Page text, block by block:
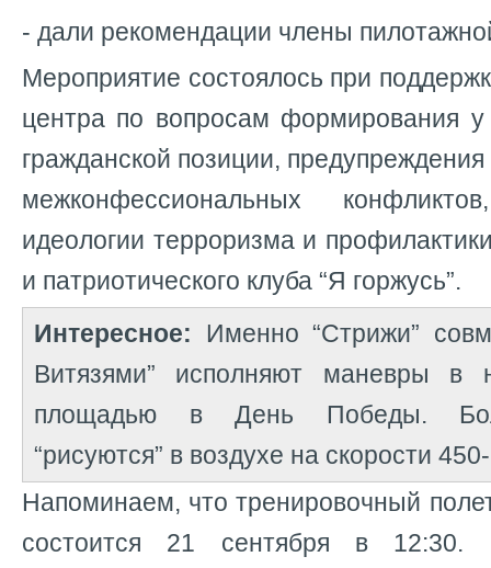
- дали рекомендации члены
Мероприятие состоялось при
центра по вопросам формирования
гражданской позиции,
межконфессиональных
идеологии терроризма и
и патриотического клуба “Я горжусь”.
Интересное: Именно “Стрижи”
Витязями” исполняют маневры в
площадью в День Победы.
“рисуются” в воздухе на скорости
Напоминаем, что тренировочный
состоится 21 сентября в 12:30.